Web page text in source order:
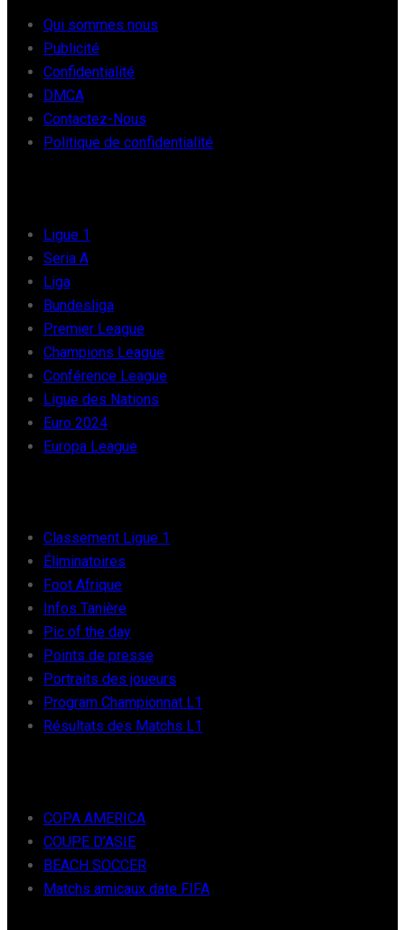
Qui sommes nous
Publicité
Confidentialité
DMCA
Contactez-Nous
Politique de confidentialité
Ligue 1
Seria A
Liga
Bundesliga
Premier League
Champions League
Conférence League
Ligue des Nations
Euro 2024
Europa League
Classement Ligue 1
Éliminatoires
Foot Afrique
Infos Tanière
Pic of the day
Points de presse
Portraits des joueurs
Program Championnat L1
Résultats des Matchs L1
COPA AMERICA
COUPE D’ASIE
BEACH SOCCER
Matchs amicaux date FIFA